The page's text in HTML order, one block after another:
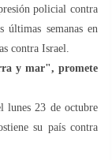
policial contra
últimas semanas en
contra Israel.
y mar", promete
23 de octubre
su país contra